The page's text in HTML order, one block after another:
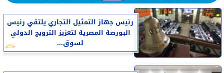
رئيس جهاز التمثيل التجاري يلتقي رئيس
البورصة المصرية لتعزيز الترويج الدولي
لسوق...